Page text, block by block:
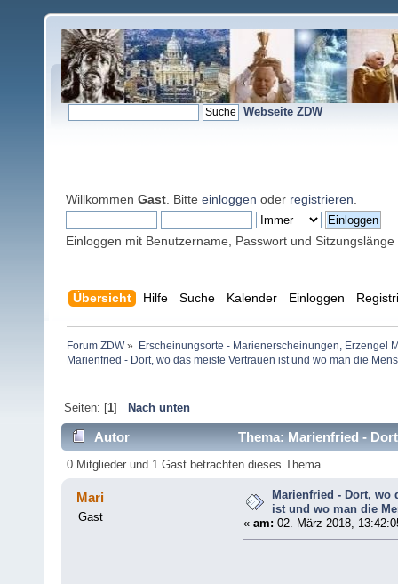
Webseite ZDW
Willkommen Gast . Bitte einloggen oder registrieren
Einloggen mit Benutzername, Passwort und Sitzungslänge
Übersicht Hilfe Suche Kalender Einloggen
Forum ZDW»
Erscheinungsorte - Marienerscheinungen, Erzengel
Marienfried - Dort, wo das meiste Vertrauen ist und wo man die
Seiten: [1] Nach unten
Autor
Thema: Marienfried -
(Gelesen 6620 mal)
0 Mitglieder und 1 Gast betrachten dieses Thema.
Mari
Gast
Marienfried - Dort, wo
ist und wo man die
« am: 02. März 2018,